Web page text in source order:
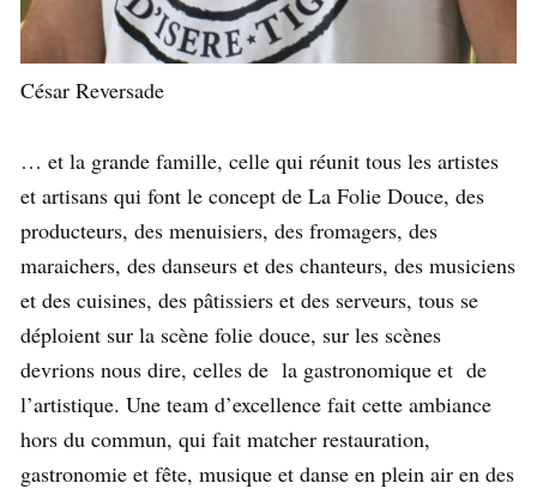
César Reversade
… et la grande famille, celle qui réunit tous les artistes
et artisans qui font le concept de La Folie Douce, des
producteurs, des menuisiers, des fromagers, des
maraichers, des danseurs et des chanteurs, des musiciens
et des cuisines, des pâtissiers et des serveurs, tous se
déploient sur la scène folie douce, sur les scènes
devrions nous dire, celles de la gastronomique et de
l’artistique. Une team d’excellence fait cette ambiance
hors du commun, qui fait matcher restauration,
gastronomie et fête, musique et danse en plein air en des